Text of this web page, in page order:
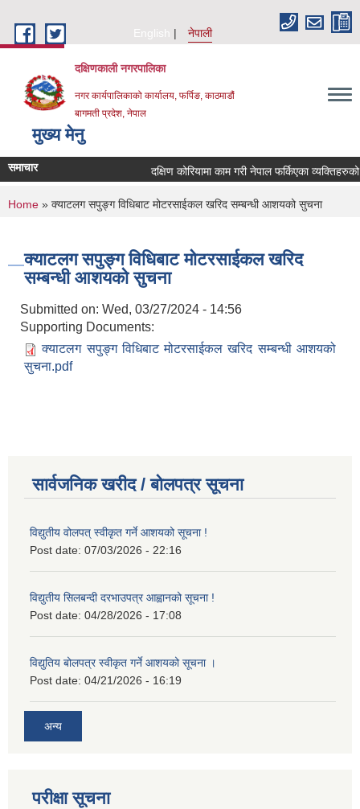
English
नेपाली
दक्षिणकाली नगरपालिका
नगर कार्यपालिकाको कार्यालय, फर्पिङ, काठमाडौं
बागमती प्रदेश, नेपाल
मुख्य मेनु
समाचार दक्षिण कोरियामा काम गरी नेपाल फर्किएका
You are here
Home » क्याटलग सपुङ्ग विधिबाट मोटरसाईकल खरिद सम्बन्धी आशयको सुचना
क्याटलग सपुङ्ग विधिबाट मोटरसाईकल खरिद
सम्बन्धी आशयको सुचना
Submitted on: Wed, 03/27/2024 - 14:56
Supporting Documents:
क्याटलग सपुङ्ग विधिबाट मोटरसाईकल खरिद सम्बन्धी आशयको
सुचना.pdf
सार्वजनिक खरीद / बोलपत्र सूचना
विद्युतीय वोलपत् स्वीकृत गर्ने आशयको सूचना !
Post date: 07/03/2026 - 22:16
विद्युतीय सिलबन्दी दरभाउपत्र आह्वानको सूचना !
Post date: 04/28/2026 - 17:08
विद्युतिय बोलपत्र स्वीकृत गर्ने आशयको सूचना ।
Post date: 04/21/2026 - 16:19
अन्य
परीक्षा सूचना